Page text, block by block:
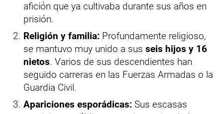
afición que ya cultivaba durante sus años en
prisión.
Religión y familia: Profundamente religioso,
se mantuvo muy unido a sus seis hijos y 16
nietos. Varios de sus descendientes han
seguido carreras en las Fuerzas Armadas o la
Guardia Civil.
Apariciones esporádicas: Sus escasas